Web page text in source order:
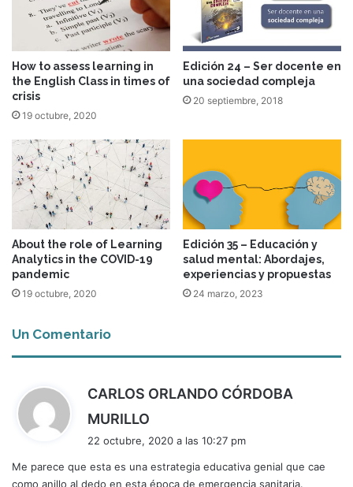
How to assess learning in
the English Class in times of
crisis
19 octubre, 2020
Edición 24 – Ser docente en
una sociedad compleja
20 septiembre, 2018
About the role of Learning
Analytics in the COVID-19
pandemic
19 octubre, 2020
Edición 35 – Educación y
salud mental: Abordajes,
experiencias y propuestas
24 marzo, 2023
Un Comentario
CARLOS ORLANDO CÓRDOBA
MURILLO
e
22 octubre, 2020 a las 10:27 pm
Me parece que esta es una estrategia educativa genial que cae
como anillo al dedo en esta época de emergencia sanitaria.